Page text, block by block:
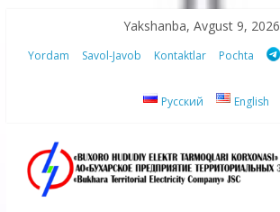
content
Yakshanba, Avgust 9, 2026
Yordam Savol-Javob Kontaktlar Pochta
Русский English